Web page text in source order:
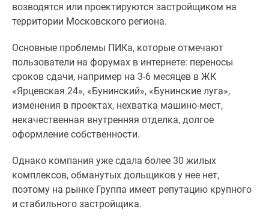
сайте
Дзен
Машино-
места
Апартаменты
#траншевая
ипотека
#рассрочка
ипотека
Квартиры
скидками
возводятся или проектируются застройщиком на
территории Московского региона.
Основные проблемы ПИКа, которые отмечают
пользователи на форумах в интернете: переносы
сроков сдачи, например на 3-6 месяцев в ЖК
«Ярцевская 24», «Бунинский», «Бунинские луга»,
изменения в проектах, нехватка машино-мест,
некачественная внутренняя отделка, долгое
оформление собственности.
Однако компания уже сдала более 30 жилых
комплексов, обманутых дольщиков у нее нет,
поэтому на рынке Группа имеет репутацию крупного
и стабильного застройщика.